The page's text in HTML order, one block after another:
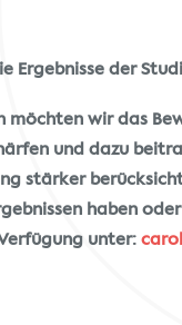
Ergebnisse der
möchten wir das
und dazu
stärker
haben
unter: